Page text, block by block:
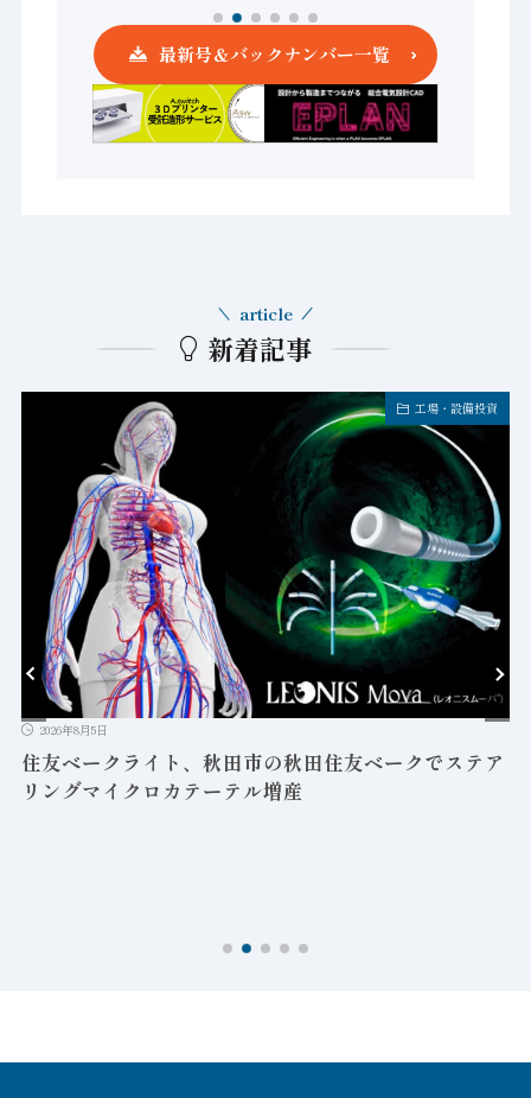
最新号＆バックナンバー一覧
新着記事
article
工場・設備投資
2026年8月5日
住友ベークライト、秋田市の秋田住友ベークでステア
リングマイクロカテーテル増産